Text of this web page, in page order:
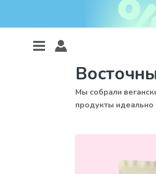
Мы собрали
продукты идеально